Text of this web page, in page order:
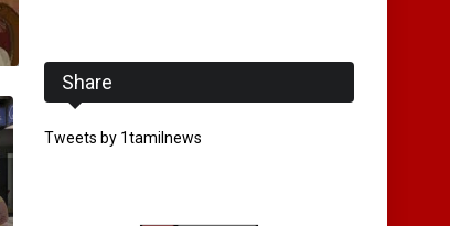
Share
Tweets by 1tamilnews